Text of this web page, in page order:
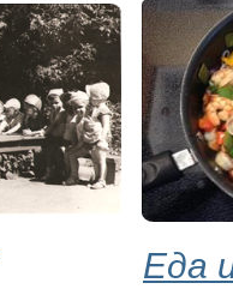
Еда